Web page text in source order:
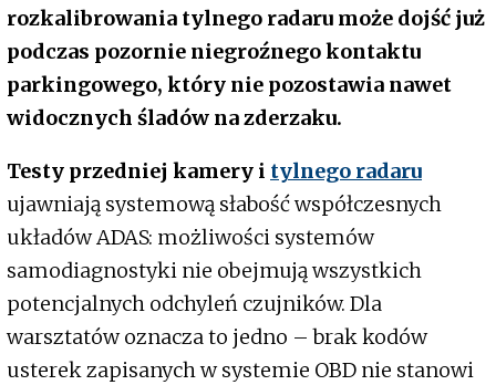
rozkalibrowania tylnego radaru może dojść już
podczas pozornie niegroźnego kontaktu
parkingowego, który nie pozostawia nawet
widocznych śladów na zderzaku.
Testy przedniej kamery i tylnego radaru
ujawniają systemową słabość współczesnych
układów ADAS: możliwości systemów
samodiagnostyki nie obejmują wszystkich
potencjalnych odchyleń czujników. Dla
warsztatów oznacza to jedno – brak kodów
usterek zapisanych w systemie OBD nie stanowi